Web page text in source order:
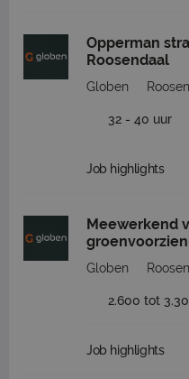
Opperman
Roosendaal
Globen
32 - 40 uur
Job highlights
Meewerkend
Globen
2.600 tot
Job highlights